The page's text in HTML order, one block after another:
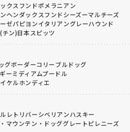
クスフンドポメラニアン
ヘンダックスフンドシーズーマルチーズ
ゼパピヨンイタリアングレーハウンド
チン)日本スピッツ
グボーダーコリーブルドッグ
ーミディアムプードル
ケルホンディエ
レトリバーシベリアンハスキー
マウンテン・ドッググレートピレニーズ